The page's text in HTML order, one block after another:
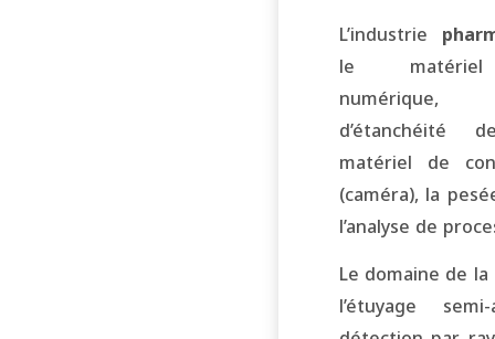
L’industrie
le matériel
d’étanchéité
matériel de
(caméra), la
l’analyse de
Le domaine de la
l’étuyage